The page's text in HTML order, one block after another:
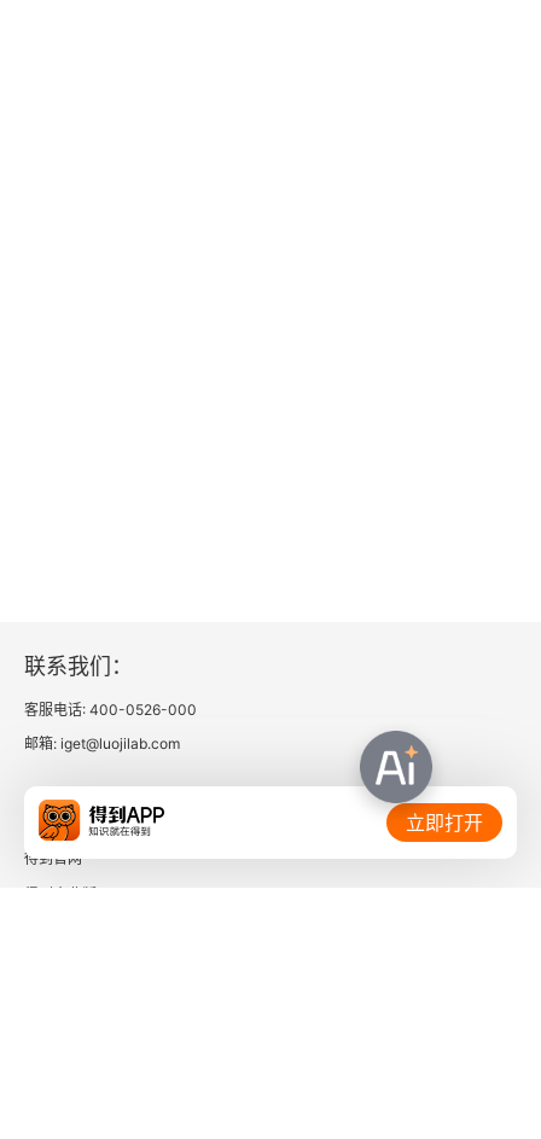
联系我们：
客服电话: 400-0526-000
邮箱: iget@luojilab.com
相关链接：
得到官网
立即打开